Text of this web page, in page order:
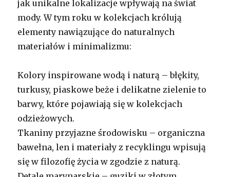
jak unikalne lokalizacje wpływają na świat
mody. W tym roku w kolekcjach królują
elementy nawiązujące do naturalnych
materiałów i minimalizmu:
Kolory inspirowane wodą i naturą – błękity,
turkusy, piaskowe beże i delikatne zielenie to
barwy, które pojawiają się w kolekcjach
odzieżowych.
Tkaniny przyjazne środowisku – organiczna
bawełna, len i materiały z recyklingu wpisują
się w filozofię życia w zgodzie z naturą.